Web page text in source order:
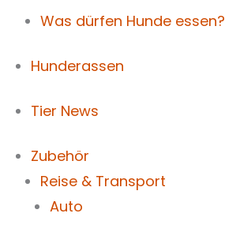
Was dürfen Hunde essen?
Hunderassen
Tier News
Zubehör
Reise & Transport
Auto